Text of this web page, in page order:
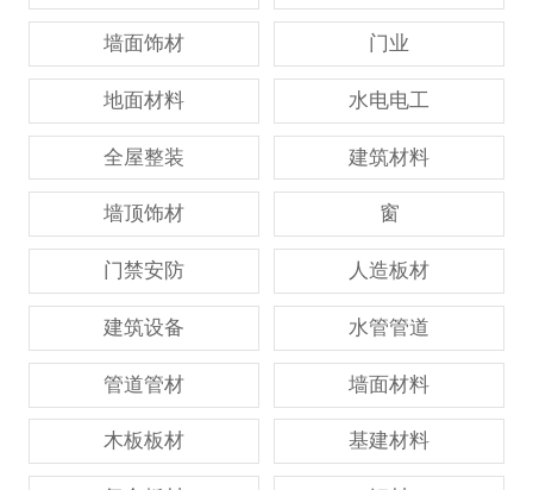
墙面饰材 门业
地面材料 水电电工
全屋整装 建筑材料
墙顶饰材 窗
门禁安防 人造板材
建筑设备 水管管道
管道管材 墙面材料
木板板材 基建材料